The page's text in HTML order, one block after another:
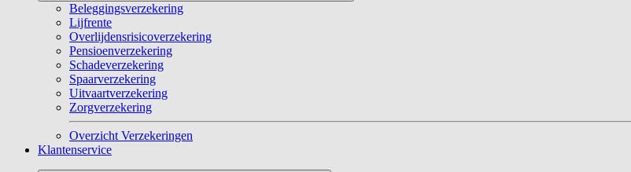
Beleggingsverzekering
Lijfrente
Overlijdensrisicoverzekering
Pensioenverzekering
Schadeverzekering
Spaarverzekering
Uitvaartverzekering
Zorgverzekering
Overzicht Verzekeringen
Klantenservice